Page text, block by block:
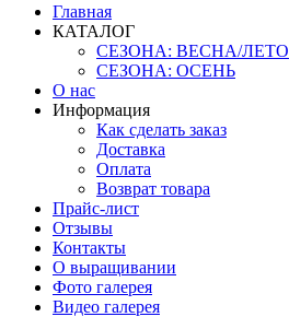
Главная
КАТАЛОГ
СЕЗОНА: ВЕСНА/ЛЕТО
СЕЗОНА: ОСЕНЬ
О нас
Информация
Как сделать заказ
Доставка
Оплата
Возврат товара
Прайс-лист
Отзывы
Контакты
О выращивании
Фото галерея
Видео галерея